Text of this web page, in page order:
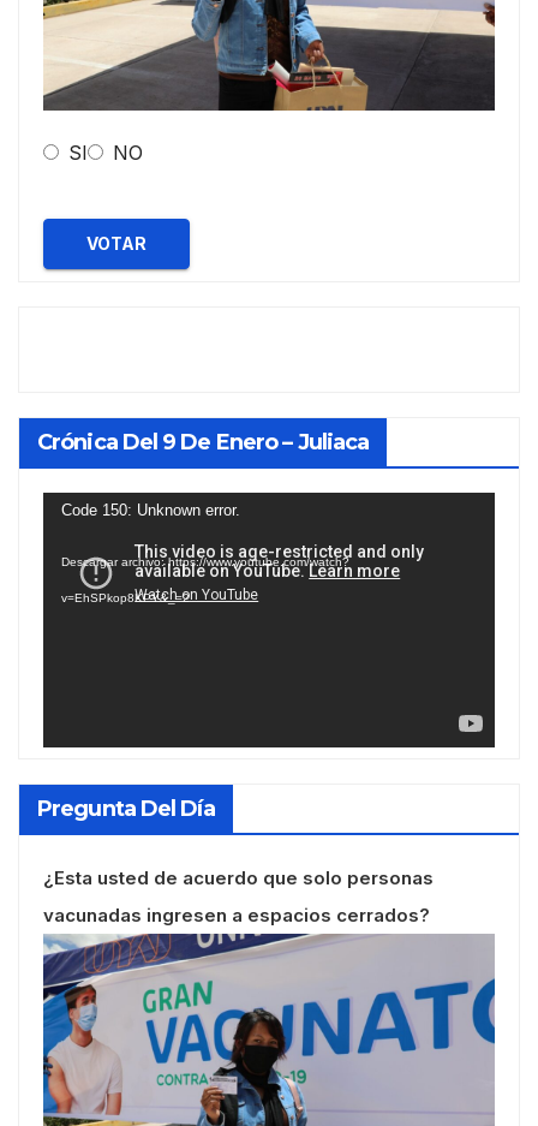
SI NO
VOTAR
Crónica Del 9 De Enero – Juliaca
Reproductor
vídeo
Code 150: Unknown error.
Descargar archivo: https://www.youtube.com/watch?
v=EhSPkop8KPY&_=2
Pregunta Del Día
¿Esta usted de acuerdo que solo personas
vacunadas ingresen a espacios cerrados?